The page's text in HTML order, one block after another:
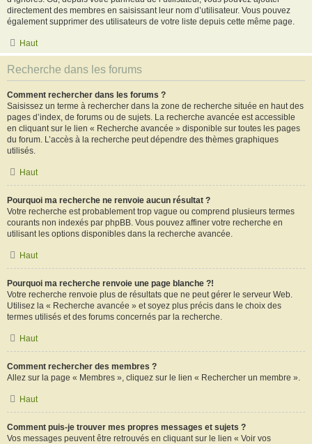
directement des membres en saisissant leur nom d’utilisateur. Vous pouvez
également supprimer des utilisateurs de votre liste depuis cette même page.
Haut
Recherche dans les forums
Comment rechercher dans les forums ?
Saisissez un terme à rechercher dans la zone de recherche située en haut des
pages d’index, de forums ou de sujets. La recherche avancée est accessible
en cliquant sur le lien « Recherche avancée » disponible sur toutes les pages
du forum. L’accès à la recherche peut dépendre des thèmes graphiques
utilisés.
Haut
Pourquoi ma recherche ne renvoie aucun résultat ?
Votre recherche est probablement trop vague ou comprend plusieurs termes
courants non indexés par phpBB. Vous pouvez affiner votre recherche en
utilisant les options disponibles dans la recherche avancée.
Haut
Pourquoi ma recherche renvoie une page blanche ?!
Votre recherche renvoie plus de résultats que ne peut gérer le serveur Web.
Utilisez la « Recherche avancée » et soyez plus précis dans le choix des
termes utilisés et des forums concernés par la recherche.
Haut
Comment rechercher des membres ?
Allez sur la page « Membres », cliquez sur le lien « Rechercher un membre ».
Haut
Comment puis-je trouver mes propres messages et sujets ?
Vos messages peuvent être retrouvés en cliquant sur le lien « Voir vos